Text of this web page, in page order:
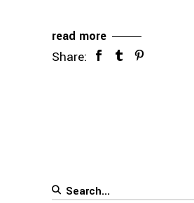
read more
Share:
Search